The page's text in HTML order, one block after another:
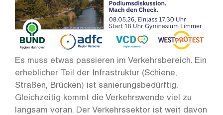
Es muss etwas passieren im Verkehrsbereich. Ein
erheblicher Teil der Infrastruktur (Schiene,
Straßen, Brücken) ist sanierungsbedürftig.
Gleichzeitig kommt die Verkehrswende viel zu
langsam voran. Der Verkehrssektor ist weit davon